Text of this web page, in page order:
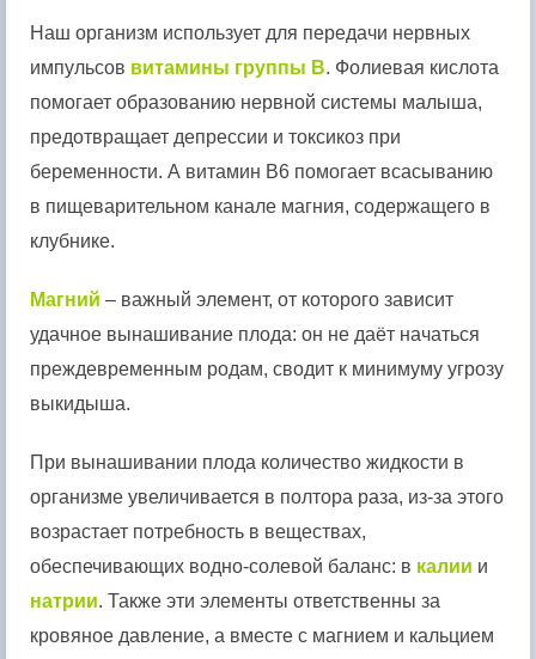
Наш организм использует для передачи нервных
импульсов витамины группы B. Фолиевая кислота
помогает образованию нервной системы малыша,
предотвращает депрессии и токсикоз при
беременности. А витамин B6 помогает всасыванию
в пищеварительном канале магния, содержащего в
клубнике.
Магний – важный элемент, от которого зависит
удачное вынашивание плода: он не даёт начаться
преждевременным родам, сводит к минимуму угрозу
выкидыша.
При вынашивании плода количество жидкости в
организме увеличивается в полтора раза, из-за этого
возрастает потребность в веществах,
обеспечивающих водно-солевой баланс: в калии и
натрии. Также эти элементы ответственны за
кровяное давление, а вместе с магнием и кальцием